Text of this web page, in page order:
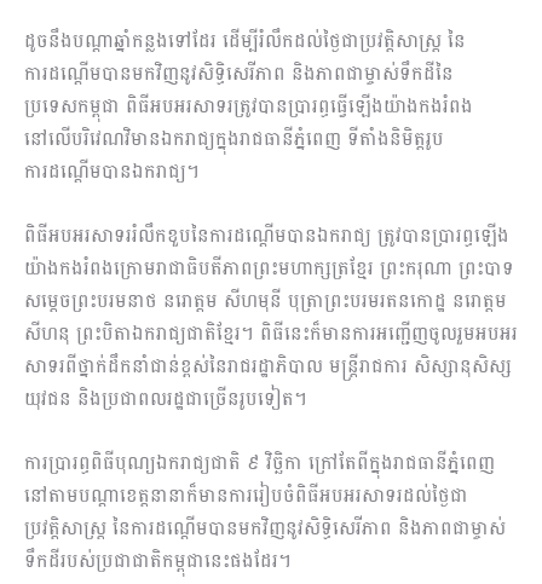
ដូចនឹងបណ្តាឆ្នាំកន្លងទៅដែរ ដើម្បីរំលឹកដល់ថ្ងៃជាប្រវត្តិសាស្ត្រ នៃ
ការដណ្តើមបានមកវិញនូវសិទ្ធិសេរីភាព និងភាពជាម្ចាស់ទឹកដីនៃ
ប្រទេសកម្ពុជា ពិធីអបអរសាទរត្រូវបានប្រារព្ធធ្វើឡើងយ៉ាងកងរំពង
នៅលើបរិវេណវិមានឯករាជ្យក្នុងរាជធានីភ្នំពេញ ទីតាំងនិមិត្តរូប
ការដណ្តើមបានឯករាជ្យ។
ពិធីអបអរសាទររំលឹកខួបនៃការដណ្តើមបានឯករាជ្យ ត្រូវបានប្រារព្ធឡើង
យ៉ាងកងរំពងក្រោមរាជាធិបតីភាពព្រះមហាក្សត្រខ្មែរ ព្រះករុណា ព្រះបាទ
សម្តេចព្រះបរមនាថ នរោត្តម សីហមុនី បុត្រាព្រះបរមរតនកោដ្ឋ នរោត្តម
សីហនុ ព្រះបិតាឯករាជ្យជាតិខ្មែរ។ ពិធីនេះក៏មានការអញ្ជើញចូលរួមអបអរ
សាទរពីថ្នាក់ដឹកនាំជាន់ខ្ពស់នៃរាជរដ្ឋាភិបាល មន្ត្រីរាជការ សិស្សានុសិស្ស
យុវជន និងប្រជាពលរដ្ឋជាច្រើនរូបទៀត។
ការប្រារព្ធពិធីបុណ្យឯករាជ្យជាតិ ៩ វិច្ឆិកា ក្រៅតែពីក្នុងរាជធានីភ្នំពេញ
នៅតាមបណ្តាខេត្តនានាក៏មានការរៀបចំពិធីអបអរសាទរដល់ថ្ងៃជា
ប្រវត្តិសាស្ត្រ នៃការដណ្តើមបានមកវិញនូវសិទ្ធិសេរីភាព និងភាពជាម្ចាស់
ទឹកដីរបស់ប្រជាជាតិកម្ពុជានេះផងដែរ។